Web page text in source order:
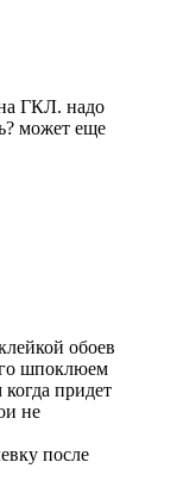
ГКЛ. надо
может еще
обоев
шпоклюем
придет
не
после